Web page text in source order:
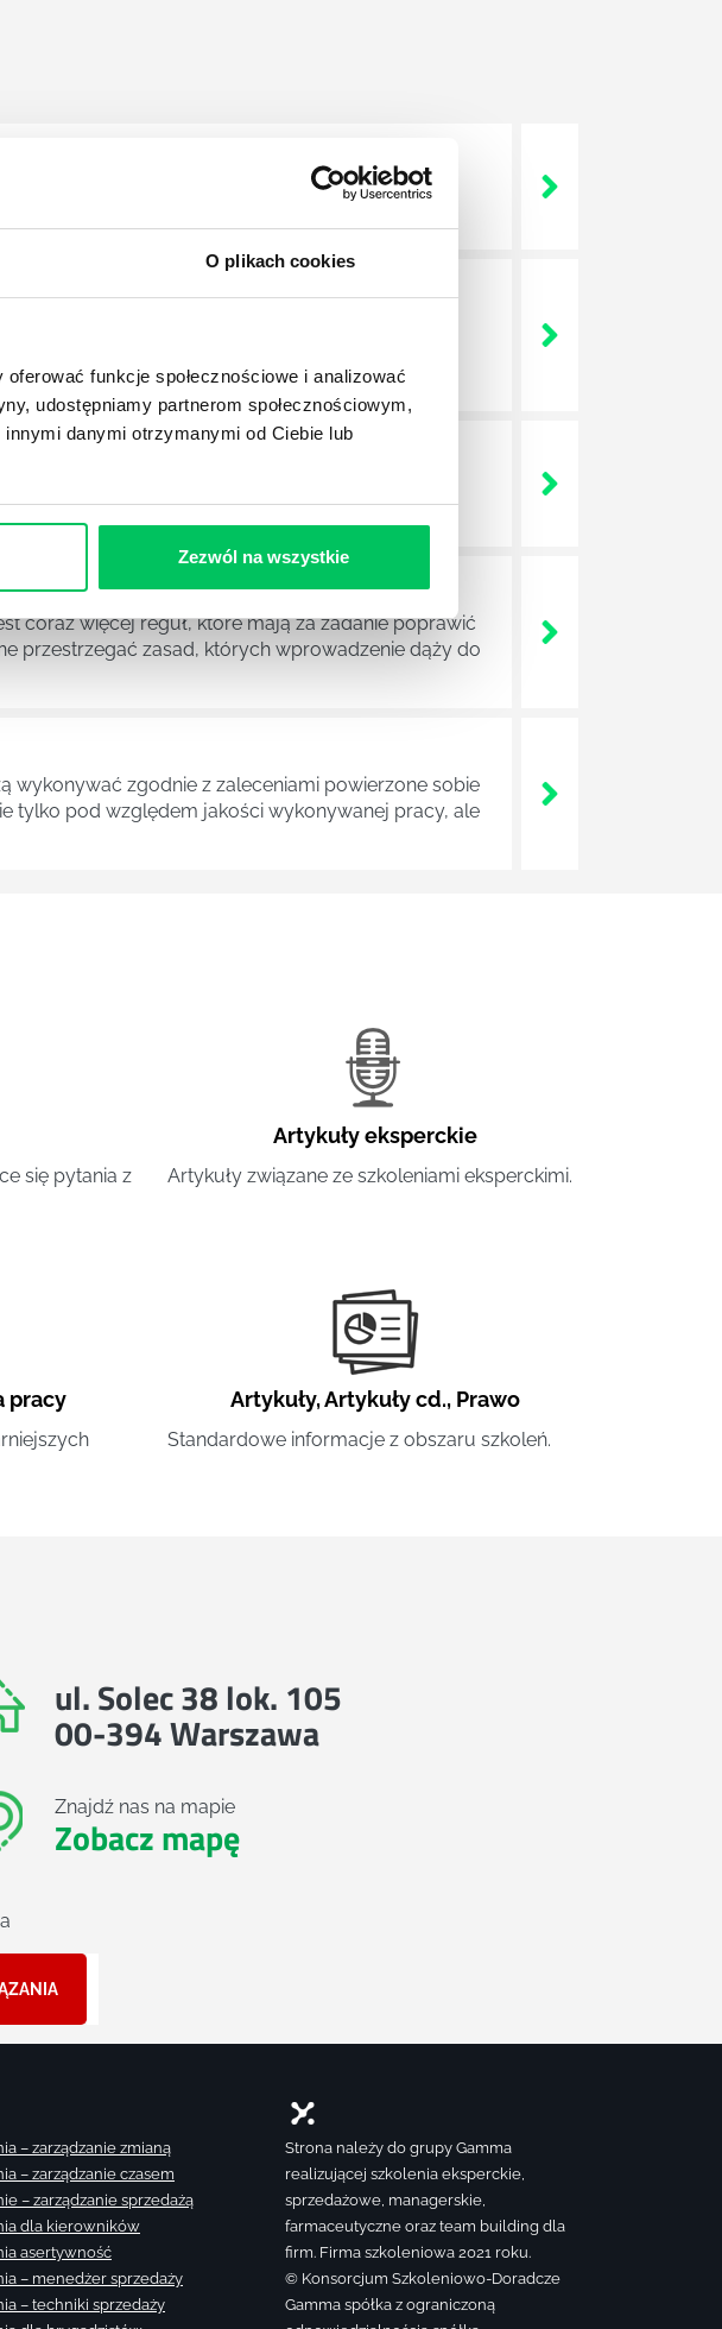
O plikach cookies
funkcje społecznościowe i analizować
udostępniamy partnerom społecznościowym,
danymi otrzymanymi od Ciebie lub
Zezwól na wszystkie
przepisy wejdą w życie? Od kiedy ich
liczyć?
że określona jest w niej także dokładnie
to w zasadzie dokładniej wygląda? Czy z
dokładniej ono polega? Kogo w zasadzie
pokrótce poniżej.
MEDYCZNYCH?
coraz więcej reguł, które mają za zadanie poprawić
przestrzegać zasad, których wprowadzenie dąży do
wykonywać zgodnie z zaleceniami powierzone sobie
tylko pod względem jakości wykonywanej pracy, ale
się pytania z
Artykuły eksperckie
Artykuły związane ze szkoleniami eksperckimi.
pracy Artykuły,Artykuły cd., Prawo
Standardowe informacje z obszaru szkoleń.
ul. Solec 38 lok. 105
00-394 Warszawa
Znajdź nas na mapie
Zobacz mapę
– zarządzanie zmianą
– zarządzanie czasem
– zarządzanie sprzedażą
dla kierowników
asertywność
– menedżer sprzedaży
– techniki sprzedaży
Strona należy do grupy Gamma
realizującej szkolenia eksperckie,
sprzedażowe, managerskie,
farmaceutyczne oraz team building dla
firm. Firma szkoleniowa 2021 roku.
© Konsorcjum Szkoleniowo-Doradcze
Gamma spółka z ograniczoną